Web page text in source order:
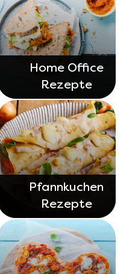
Home Office
Rezepte
Pfannkuchen
Rezepte